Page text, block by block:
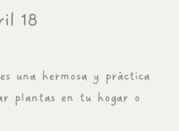
18
una hermosa y práctica
plantas en tu hogar o